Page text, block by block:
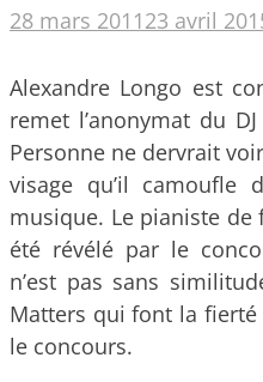
28 mars 201123 avril
Alexandre Longo est
remet l’anonymat du
Personne ne dervrait
visage qu’il camoufle
musique. Le pianiste
été révélé par le
n’est pas sans
Matters qui font la
le concours.